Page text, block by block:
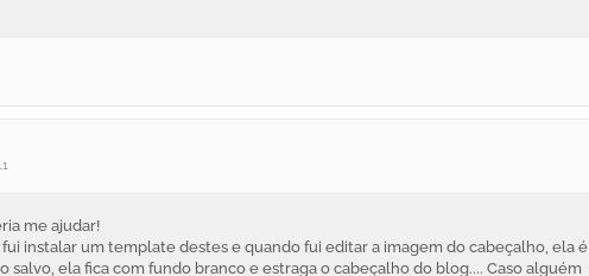
me ajudar!
instalar um template destes e quando fui editar a imagem do cabeçalho, ela é
salvo, ela fica com fundo branco e estraga o cabeçalho do blog.... Caso alguém